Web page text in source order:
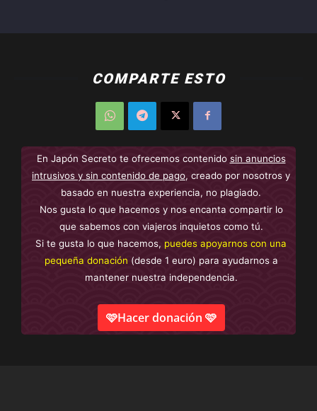
COMPARTE ESTO
En Japón Secreto te ofrecemos contenido sin anuncios
intrusivos y sin contenido de pago, creado por nosotros y
basado en nuestra experiencia, no plagiado.
Nos gusta lo que hacemos y nos encanta compartir lo
que sabemos con viajeros inquietos como tú.
Si te gusta lo que hacemos, puedes apoyarnos con una
pequeña donación (desde 1 euro) para ayudarnos a
mantener nuestra independencia.
🩷Hacer donación 🩷